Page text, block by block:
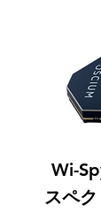
Wi-
スペ